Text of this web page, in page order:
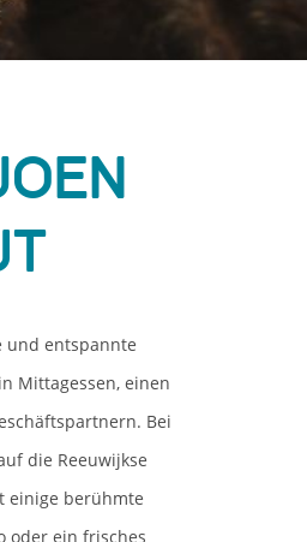
und entspannte
Mittagessen, einen
Bei
die Reeuwijkse
einige berühmte
oder ein frisches